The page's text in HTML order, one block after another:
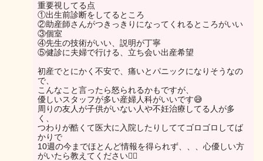
重要視してる点
①出生前診断をしてるところ
②助産師さんがつきっきりになってくれるところがいい
③個室
④先生の技術がいい、説明が丁寧
⑤健診に夫婦で行ける、立ち会い出産希望
初産でとにかく不安で、痛いとパニックになりそうなの
で、
こんなこと言ったら怒られるかもですが、
優しいスタッフが多い産婦人科がいいです😅
周りの友人が子供がいない人や不妊治療してる人が多
く、
つわりが酷くて医大に入院したりしててゴロゴロしてば
かりで
10週の今までほとんど情報を得られず、、、心優しい方
がいたら教えてください🙇‍♀️